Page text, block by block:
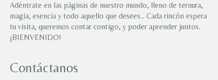
Adéntrate en las páginas de nuestro mundo, lleno de ternura,
magia, esencia y todo aquello que desees… Cada rincón espera
tu visita, queremos contar contigo, y poder aprender juntos.
¡BIENVENIDO!
Contáctanos